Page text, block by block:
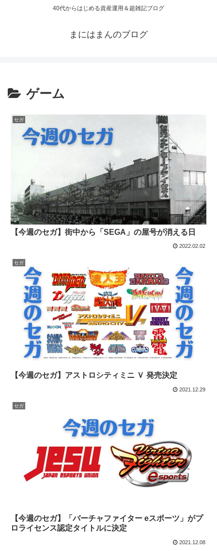
40代からはじめる資産運用＆超雑記ブログ
まにはまんのブログ
ゲーム
セガ
【今週のセガ】街中から「SEGA」の屋号が消える日
2022.02.02
セガ
【今週のセガ】アストロシティミニ Ｖ 発売決定
2021.12.29
セガ
【今週のセガ】「バーチャファイター eスポーツ」がプ
ロライセンス認定タイトルに決定
2021.12.08